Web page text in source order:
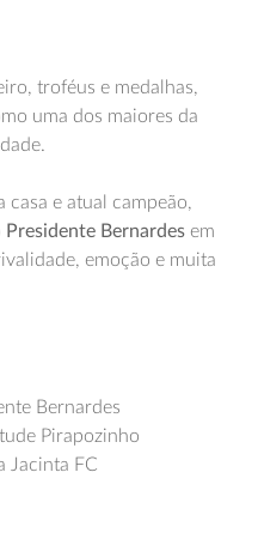
troféus e medalhas,
uma dos maiores da
e atual campeão,
Presidente Bernardes em
emoção e muita
Bernardes
Pirapozinho
Jacinta FC